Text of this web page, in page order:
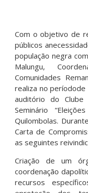
Com o objetivo de
públicos
população negra
Malungu,
Comunidades
realiza no
auditório do
Seminário
Quilombolas.
Carta de
as seguintes
Criação de um
coordenação
recursos